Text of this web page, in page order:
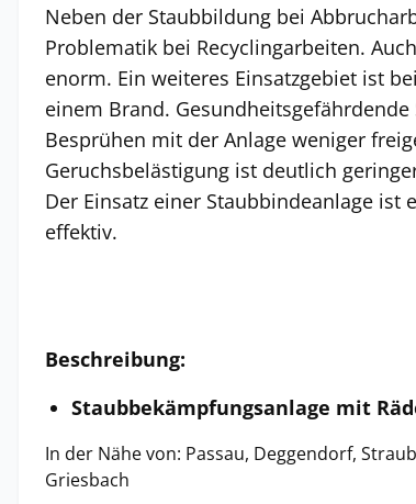
Neben der Staubbildung bei
Problematik bei Recyclingarbeiten.
enorm. Ein weiteres Einsatzgebiet ist
einem Brand.
Besprühen mit der Anlage weniger
Geruchsbelästigung ist deutlich
Der Einsatz einer Staubbindeanlage ist
effektiv.
Beschreibung:
Staubbekämpfungsanlage mit
In der Nähe von: Passau, Deggendorf,
Griesbach